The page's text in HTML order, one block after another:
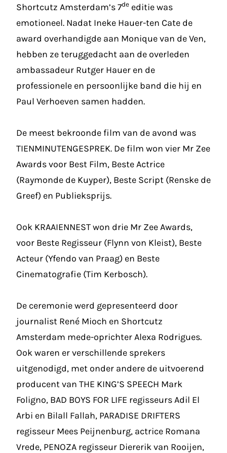
Shortcutz Amsterdam’s 7de editie was
emotioneel. Nadat Ineke Hauer-ten Cate de
award overhandigde aan Monique van de Ven,
hebben ze teruggedacht aan de overleden
ambassadeur Rutger Hauer en de
professionele en persoonlijke band die hij en
Paul Verhoeven samen hadden.
De meest bekroonde film van de avond was
TIENMINUTENGESPREK. De film won vier Mr Zee
Awards voor Best Film, Beste Actrice
(Raymonde de Kuyper), Beste Script (Renske de
Greef) en Publieksprijs.
Ook KRAAIENNEST won drie Mr Zee Awards,
voor Beste Regisseur (Flynn von Kleist), Beste
Acteur (Yfendo van Praag) en Beste
Cinematografie (Tim Kerbosch).
De ceremonie werd gepresenteerd door
journalist René Mioch en Shortcutz
Amsterdam mede-oprichter Alexa Rodrigues.
Ook waren er verschillende sprekers
uitgenodigd, met onder andere de uitvoerend
producent van THE KING’S SPEECH Mark
Foligno, BAD BOYS FOR LIFE regisseurs Adil El
Arbi en Bilall Fallah, PARADISE DRIFTERS
regisseur Mees Peijnenburg, actrice Romana
Vrede, PENOZA regisseur Diererik van Rooijen,